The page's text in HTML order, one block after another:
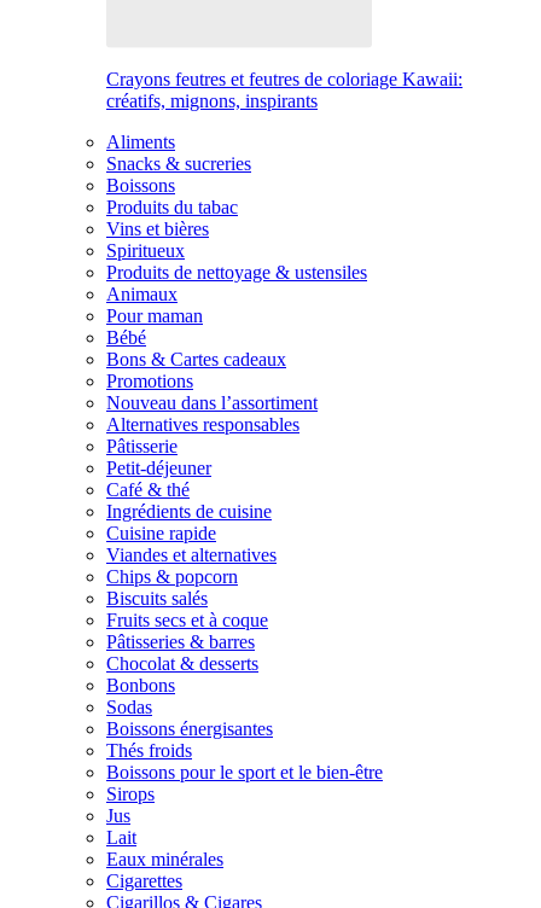
Crayons feutres et feutres de coloriage Kawaii:
créatifs, mignons, inspirants
Aliments
Snacks & sucreries
Boissons
Produits du tabac
Vins et bières
Spiritueux
Produits de nettoyage & ustensiles
Animaux
Pour maman
Bébé
Bons & Cartes cadeaux
Promotions
Nouveau dans l’assortiment
Alternatives responsables
Pâtisserie
Petit-déjeuner
Café & thé
Ingrédients de cuisine
Cuisine rapide
Viandes et alternatives
Chips & popcorn
Biscuits salés
Fruits secs et à coque
Pâtisseries & barres
Chocolat & desserts
Bonbons
Sodas
Boissons énergisantes
Thés froids
Boissons pour le sport et le bien-être
Sirops
Jus
Lait
Eaux minérales
Cigarettes
Cigarillos & Cigares